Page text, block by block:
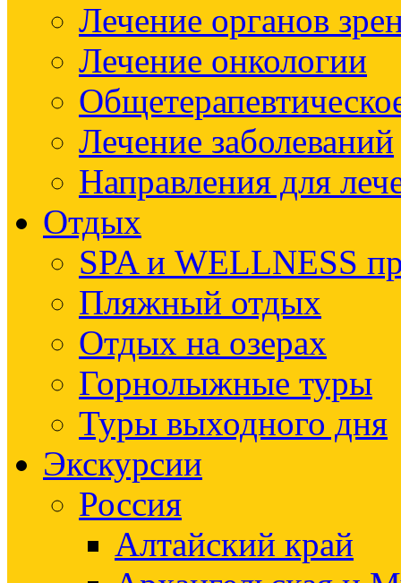
Лечение органов
Лечение онкологии
Лечение заболеваний
Направления для
Отдых
SPA и WELLNESS
Пляжный отдых
Отдых на озерах
Горнолыжные туры
Туры выходного дня
Экскурсии
Россия
Алтайский край